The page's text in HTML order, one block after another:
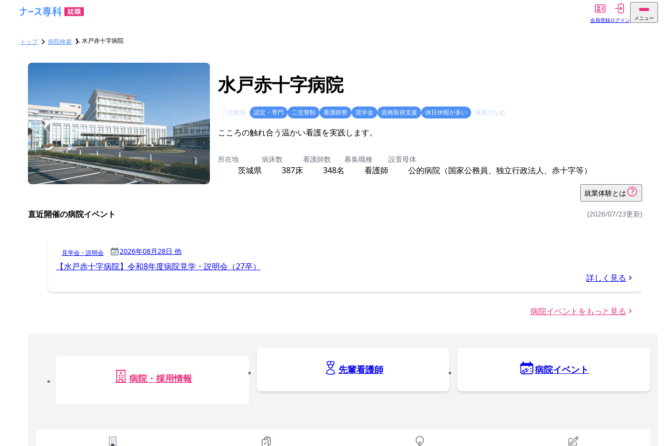
会員登録ログイン メニュー
トップ 病院検索 水戸赤十字病院
水戸赤十字病院
三次救急 認定・専門 二交替制 看護師寮 奨学金 資格取得支援 休日休暇が多い 残業少なめ
こころの触れ合う温かい看護を実践します。
所在地
茨城県
病床数
387床
看護師数
348名
募集職種
看護師
設置母体
公的病院（国家公務員、独立行政法人、赤十字等）
就業体験とは
直近開催の病院イベント (2026/07/23更新)
見学会・説明会 2026年08月28日 他
【水戸赤十字病院】令和8年度病院見学・説明会（27卒）
詳しく見る
病院イベントをもっと見る
病院・採用情報
先輩看護師 病院イベント